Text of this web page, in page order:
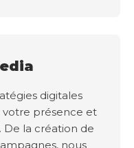
digitales
présence et
la création de
nous